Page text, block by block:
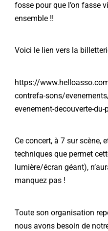
fosse pour que l’on fasse
ensemble !!
Voici le lien vers la
https://
contrefa-sons/
evenement-decouverte-
Ce concert, à 7 sur scène,
techniques que permet
lumière/écran géant),
manquez pas !
Toute son organisation
nous avons besoin de